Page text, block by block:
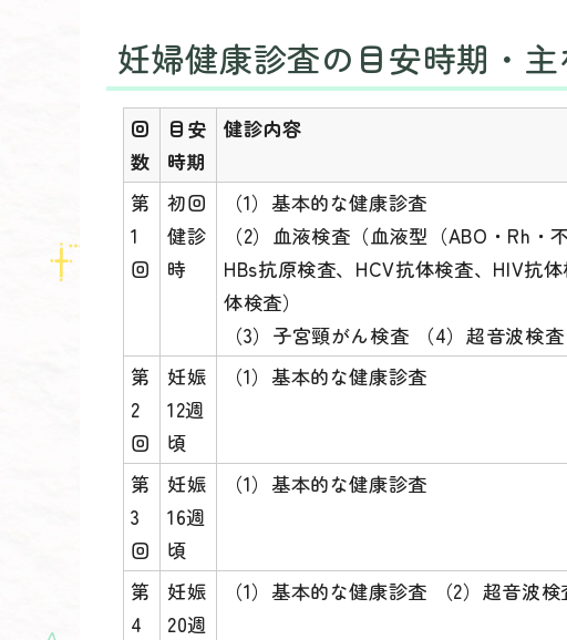
妊婦健康診査の目安時期・
回
数
目安
時期
健診内容
第
1
回
初回
健診
時
（1）基本的な健康診査
（2）血液検査（血液型（ABO・Rh・
HBs抗原検査、HCV抗体検査、HIV抗
体検査）
（3）子宮頸がん検査 （4）超音波検
第
2
回
妊娠
12週
頃
（1）基本的な健康診査
第
3
回
妊娠
16週
頃
（1）基本的な健康診査
第
4
妊娠
20週
（1）基本的な健康診査 （2）超音波検